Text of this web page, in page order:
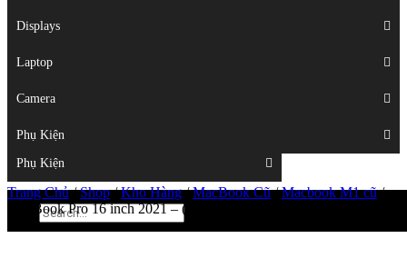
Mac Pro
Displays
Laptop
Camera
Phụ Kiện
Displays
Laptop
Camera
Phụ Kiện
Top
Trang Chủ/Shop/Kho Hàng/MacBook Cũ/Macbook M1 cũ/
MacBook Pro 16 inch 2021 – (M1 Pro/16GB/512GB) – 99%